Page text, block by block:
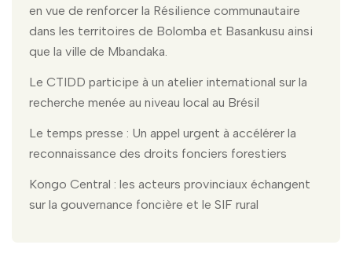
en vue de renforcer la Résilience communautaire
dans les territoires de Bolomba et Basankusu ainsi
que la ville de Mbandaka.
Le CTIDD participe à un atelier international sur la
recherche menée au niveau local au Brésil
Le temps presse : Un appel urgent à accélérer la
reconnaissance des droits fonciers forestiers
Kongo Central : les acteurs provinciaux échangent
sur la gouvernance foncière et le SIF rural